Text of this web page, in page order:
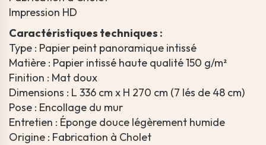
Impression HD
Caractéristiques techniques :
Type : Papier peint panoramique intissé
Matière : Papier intissé haute qualité 150 g/m²
Finition : Mat doux
Dimensions : L 336 cm x H 270 cm (7 lés de 48 cm)
Pose : Encollage du mur
Entretien : Éponge douce légèrement humide
Origine : Fabrication à Cholet